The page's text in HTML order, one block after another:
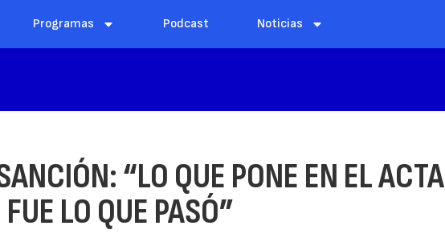
Programas Podcast Noticias
“LO QUE PONE EN EL ACTA
LO QUE PASÓ”